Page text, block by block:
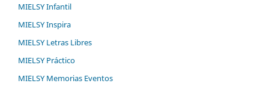
MIELSY Infantil
MIELSY Inspira
MIELSY Letras Libres
MIELSY Práctico
MIELSY Memorias Eventos